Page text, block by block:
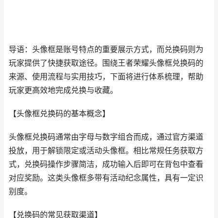
导语：头像框是账号特点的重要展示方式，而兑换码则为
玩家提供了快捷获取途径。围绕王者荣耀头像框兑换码的
来源、使用流程与实用技巧，下面将进行体系梳理，帮助
玩家更高效地完成兑换与收藏。
【头像框兑换码的基本概念】
头像框兑换码通常由字母与数字组合而成，通过官方渠道
投放，用于解锁限定或活动头像框。相比常规任务获取方
式，兑换码操作步骤简洁，成功输入后即可在背包中查看
对应奖励。这类头像框多带有活动纪念属性，具有一定识
别度。
【兑换码的常见获取渠道】